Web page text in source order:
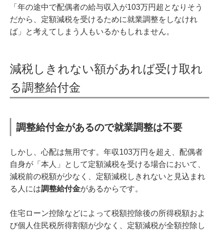
「年の途中で配偶者の給与収入が103万円超となりそう
だから、定額減税を受けるために就業調整をしなけれ
ば」と考えてしまう人もいるかもしれません。
減税しきれない額があれば受け取れ
る調整給付金
調整給付金があるので就業調整は不要
しかし、心配は無用です。年収103万円を超え、配偶者
自身が「本人」として定額減税を受ける場合において、
減税前の税額が少なく、定額減税しきれないと見込まれ
る人には調整給付金があるからです。
住宅ローン控除などによって税額控除後の所得税額およ
び個人住民税所得割額が少なく、定額減税が全額控除し